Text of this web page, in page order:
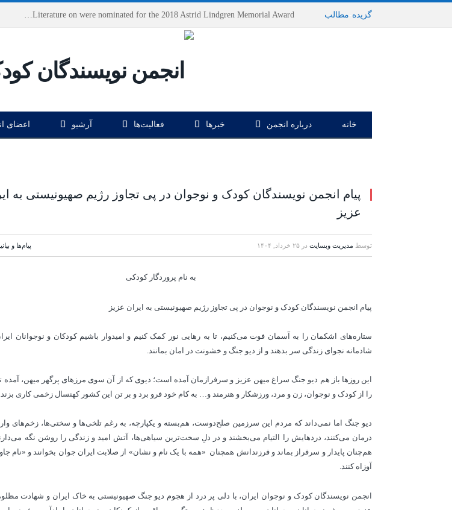
گزیده مطالب
خانه درباره انجمن خبرها فعالیت‌ها آرشیو اعضای
پیام انجمن نویسندگان کودک و نوجوان در پی تجاوز رژیم صهیونیستی به
عزیز
توسط مدیریت وبسایت در ۲۵ خرداد, ۱۴۰۴ پیام‌ها و
به نام پروردگار کودکی
پیام انجمن نویسندگان کودک و نوجوان در پی تجاوز رژیم صهیونیستی به ایران عزیز
ستاره‌های اشکمان را به آسمان فوت می‌کنیم، تا به رهایی نور کمک کنیم و امیدوار باشیم کودکان و نوجوانان
شادمانه نجوای زندگی سر بدهند و از دیو جنگ و خشونت در امان بمانند.
این روزها باز هم دیو جنگ سراغ میهن عزیز و سرفرازمان آمده است؛‌ دیوی که از آن سوی مرزهای پرگهر میهن، آمده
را از کودک و نوجوان، زن و مرد، ورزشکار و هنرمند و… به کام خود فرو برد و بر تن این کشور کهنسال زخمی کاری بزند.
دیو جنگ اما نمی‌داند که مردم این سرزمین صلح‌دوست، هم‌بسته و یکپارچه، به رغم تلخی‌ها و سختی‌ها، زخم‌های
درمان می‌کنند، دردهایش را التیام می‌بخشند و در دلِ سخت‌ترین سیاهی‌‌ها، آتش امید و زندگی را روشن نگه
هم‌چنان پایدار و سرفراز بماند و فرزندانش همچنان «همه با یک نام و نشان» از صلابت ایران جوان بخوانند و «نام
آوزاه کنند.
انجمن نویسندگان کودک و نوجوان ایران، با دلی پر درد از هجوم دیو جنگ صهیونیستی به خاک ایران و شهادت